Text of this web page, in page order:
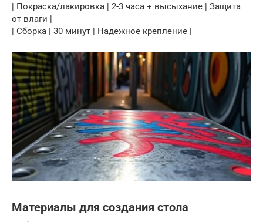
| Покраска/лакировка | 2-3 часа + высыхание | Защита
от влаги |
| Сборка | 30 минут | Надежное крепление |
Материалы для создания стола